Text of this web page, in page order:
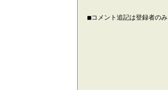
■コメント追記は登録者のみ